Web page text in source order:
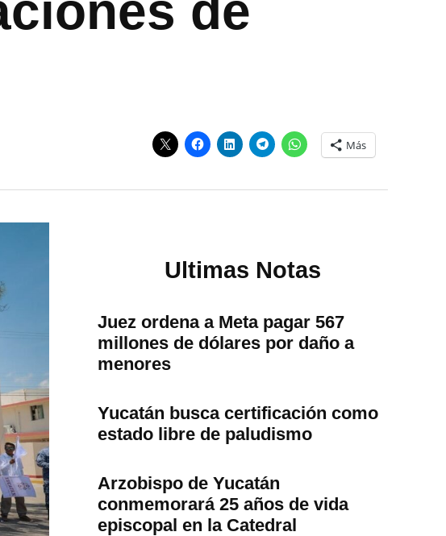
Más
Ultimas Notas
Juez ordena a Meta pagar 567
millones de dólares por daño a
menores
Yucatán busca certificación como
estado libre de paludismo
Arzobispo de Yucatán
conmemorará 25 años de vida
episcopal en la Catedral